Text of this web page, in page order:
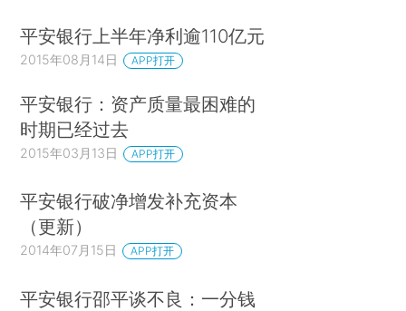
平安银行上半年净利逾110亿元
2015年08月14日 APP打开
平安银行：资产质量最困难的
时期已经过去
2015年03月13日 APP打开
平安银行破净增发补充资本
（更新）
2014年07月15日 APP打开
平安银行邵平谈不良：一分钱